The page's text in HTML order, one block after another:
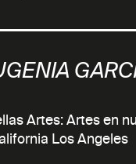
Artes: Artes en
Los Angeles